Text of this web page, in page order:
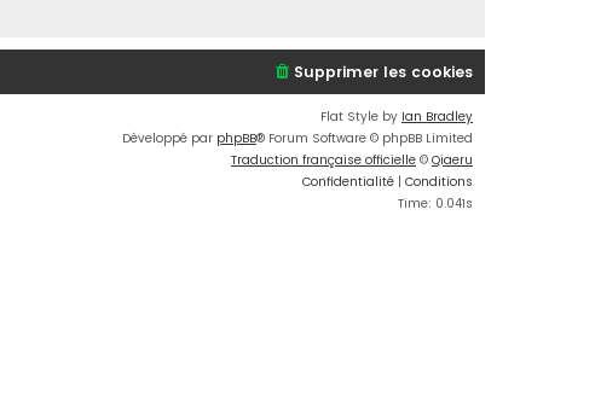
Supprimer les cookies
Flat Style by Ian Bradley
Développé par phpBB® Forum Software © phpBB Limited
Traduction française officielle © Qiaeru
Confidentialité | Conditions
Time: 0.041s